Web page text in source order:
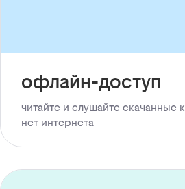
офлайн-доступ
читайте и слушайте скачанные
нет интернета